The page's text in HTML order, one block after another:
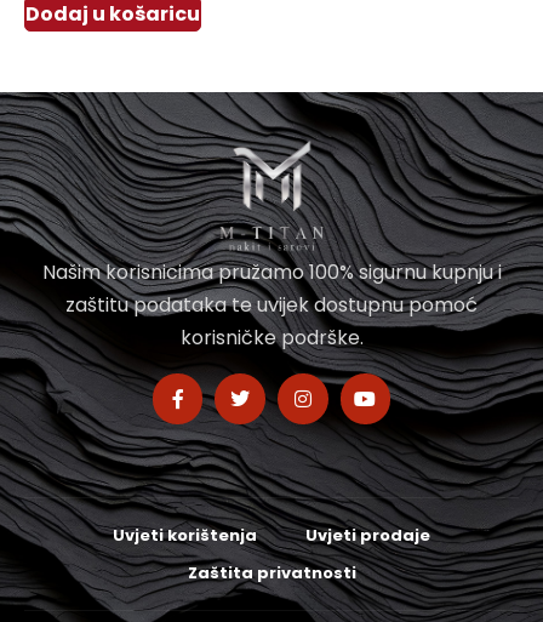
Dodaj u košaricu
Našim korisnicima pružamo 100% sigurnu kupnju i
zaštitu podataka te uvijek dostupnu pomoć
korisničke podrške.
Uvjeti korištenja
Uvjeti prodaje
Zaštita privatnosti